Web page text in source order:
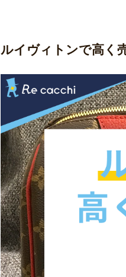
ルイヴィトンで高く